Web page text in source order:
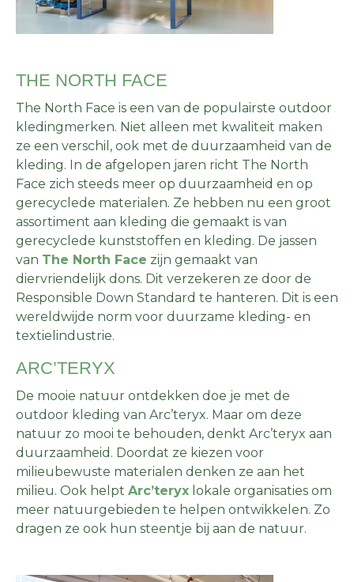
THE NORTH FACE
The North Face is een van de populairste outdoor
kledingmerken. Niet alleen met kwaliteit maken
ze een verschil, ook met de duurzaamheid van de
kleding. In de afgelopen jaren richt The North
Face zich steeds meer op duurzaamheid en op
gerecyclede materialen. Ze hebben nu een groot
assortiment aan kleding die gemaakt is van
gerecyclede kunststoffen en kleding. De jassen
van The North Face zijn gemaakt van
diervriendelijk dons. Dit verzekeren ze door de
Responsible Down Standard te hanteren. Dit is een
wereldwijde norm voor duurzame kleding- en
textielindustrie.
ARC’TERYX
De mooie natuur ontdekken doe je met de
outdoor kleding van Arc’teryx. Maar om deze
natuur zo mooi te behouden, denkt Arc’teryx aan
duurzaamheid. Doordat ze kiezen voor
milieubewuste materialen denken ze aan het
milieu. Ook helpt Arc’teryx lokale organisaties om
meer natuurgebieden te helpen ontwikkelen. Zo
dragen ze ook hun steentje bij aan de natuur.